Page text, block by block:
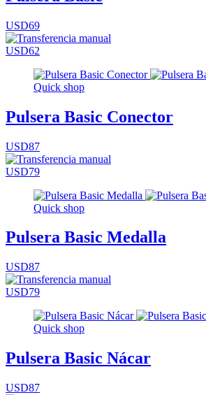
USD69
USD62
Quick shop
Pulsera Basic Conector
USD87
USD79
Quick shop
Pulsera Basic Medalla
USD87
USD79
Quick shop
Pulsera Basic Nácar
USD87